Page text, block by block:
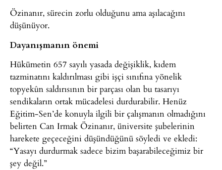
Özinanır, sürecin zorlu olduğunu ama aşılacağını
düşünüyor.
Dayanışmanın önemi
Hükümetin 657 sayılı yasada değişiklik, kıdem
tazminatını kaldırılması gibi işçi sınıfına yönelik
topyekûn saldırısının bir parçası olan bu tasarıyı
sendikaların ortak mücadelesi durdurabilir. Henüz
Eğitim-Sen’de konuyla ilgili bir çalışmanın olmadığını
belirten Can Irmak Özinanır, üniversite şubelerinin
harekete geçeceğini düşündüğünü söyledi ve ekledi:
“Yasayı durdurmak sadece bizim başarabileceğimiz bir
şey değil.”